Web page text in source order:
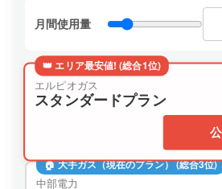
月間使用量
👑 エリア最安値! (総合1位)
エルピオガス
スタンダードプラン
🏠 大手ガス（現在のプラン） (総合3位)
中部電力